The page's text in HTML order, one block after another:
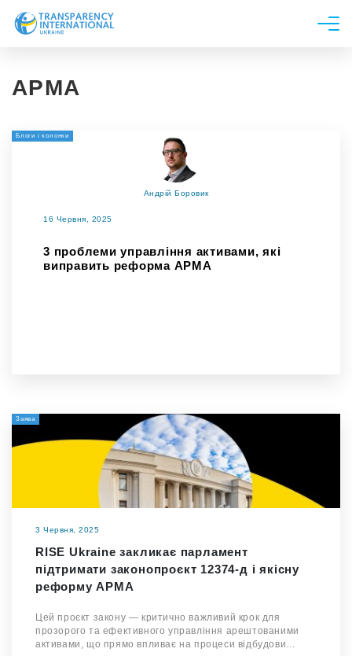
Новини
Напрями роботи
АРМА
Блоги і колонки
Андрій Боровик
16 Червня, 2025
3 проблеми управління активами, які
виправить реформа АРМА
Заява
3 Червня, 2025
RISE Ukraine закликає парламент
підтримати законопроєкт 12374-д і якісну
реформу АРМА
Цей проєкт закону — критично важливий крок для
прозорого та ефективного управління арештованими
активами, що прямо впливає на процеси відбудови…